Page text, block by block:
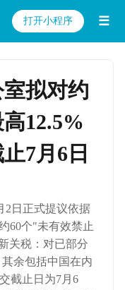
打开小程序 ☰
拟对约
12.5%
7月6日
2日正式提议依据
60个"未有效禁止
关税：对已部分
余包括中国在内
截止日为7月6